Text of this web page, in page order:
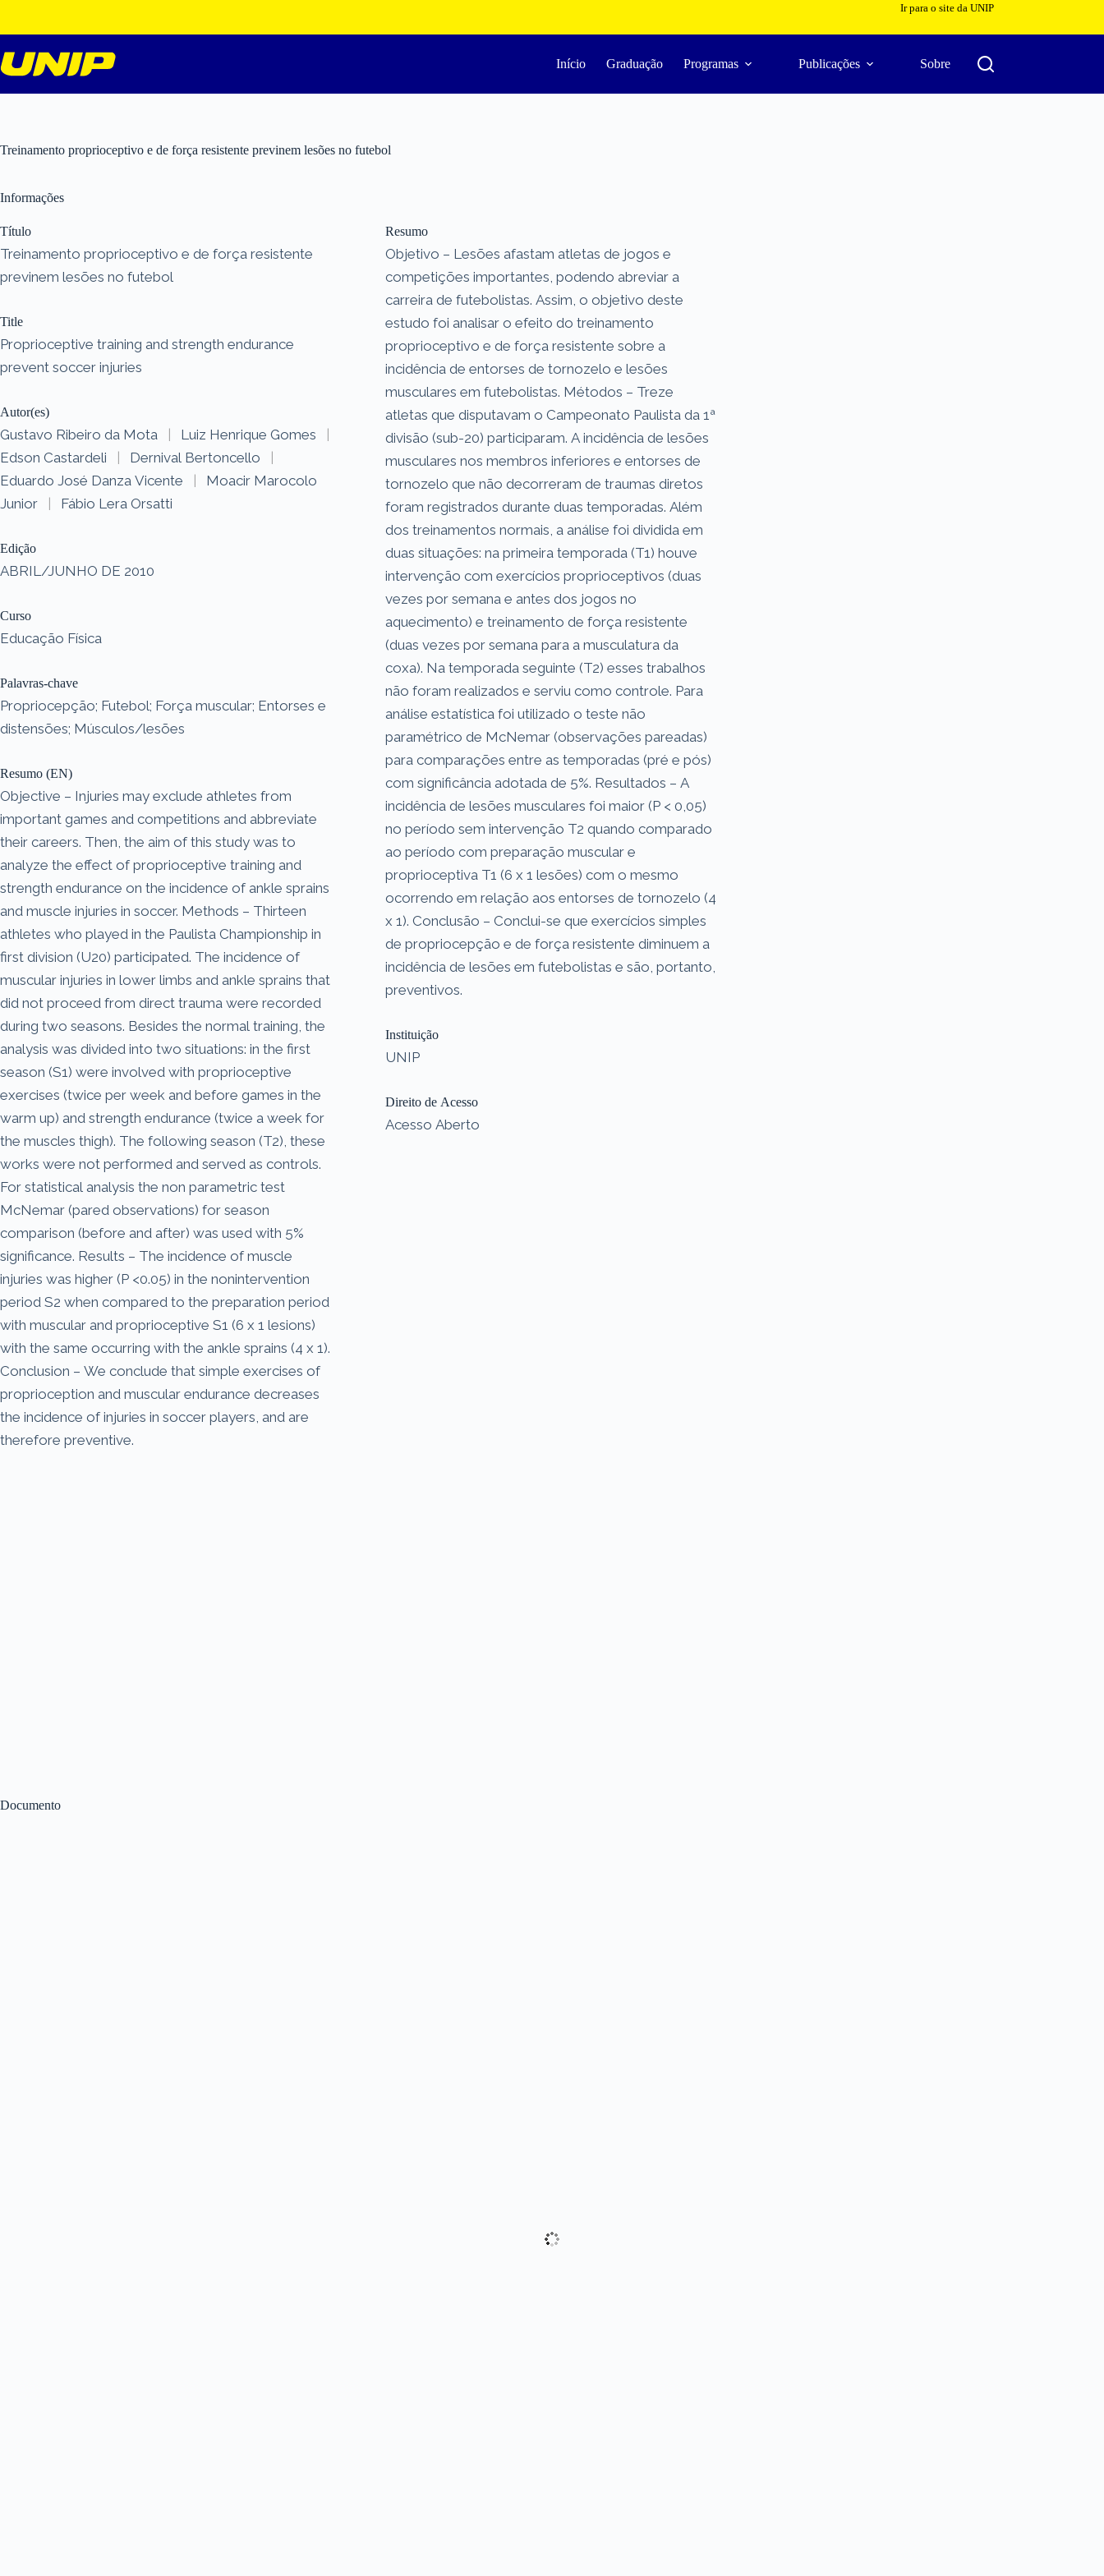
o
conteúdo
Ir para o site da UNIP
Início Graduação Programas Publicações Sobre
Treinamento proprioceptivo e de força resistente previnem lesões no futebol
Documento
Informações
Título
Treinamento proprioceptivo e de força resistente
previnem lesões no futebol
Title
Proprioceptive training and strength endurance
prevent soccer injuries
Autor(es)
Gustavo Ribeiro da Mota | Luiz Henrique Gomes
|
Edson Castardeli
| Dernival Bertoncello
|
Eduardo José Danza Vicente
|
Moacir Marocolo
Junior
| Fábio Lera Orsatti
Edição
ABRIL/JUNHO DE 2010
Curso
Educação Física
Palavras-chave
Propriocepção; Futebol; Força muscular; Entorses e
distensões; Músculos/lesões
Resumo (EN)
Objective – Injuries may exclude athletes from
important games and competitions and abbreviate
their careers. Then, the aim of this study was to
analyze the effect of proprioceptive training and
strength endurance on the incidence of ankle sprains
and muscle injuries in soccer. Methods – Thirteen
athletes who played in the Paulista Championship in
first division (U20) participated. The incidence of
muscular injuries in lower limbs and ankle sprains that
did not proceed from direct trauma were recorded
during two seasons. Besides the normal training, the
analysis was divided into two situations: in the first
season (S1) were involved with proprioceptive
exercises (twice per week and before games in the
warm up) and strength endurance (twice a week for
the muscles thigh). The following season (T2), these
works were not performed and served as controls.
For statistical analysis the non parametric test
McNemar (pared observations) for season
comparison (before and after) was used with 5%
significance. Results – The incidence of muscle
injuries was higher (P <0.05) in the nonintervention
period S2 when compared to the preparation period
with muscular and proprioceptive S1 (6 x 1 lesions)
with the same occurring with the ankle sprains (4 x 1).
Conclusion – We conclude that simple exercises of
proprioception and muscular endurance decreases
the incidence of injuries in soccer players, and are
therefore preventive.
Resumo
Objetivo – Lesões afastam atletas de jogos e
competições importantes, podendo abreviar a
carreira de futebolistas. Assim, o objetivo deste
estudo foi analisar o efeito do treinamento
proprioceptivo e de força resistente sobre a
incidência de entorses de tornozelo e lesões
musculares em futebolistas. Métodos – Treze
atletas que disputavam o Campeonato Paulista da 1ª
divisão (sub-20) participaram. A incidência de lesões
musculares nos membros inferiores e entorses de
tornozelo que não decorreram de traumas diretos
foram registrados durante duas temporadas. Além
dos treinamentos normais, a análise foi dividida em
duas situações: na primeira temporada (T1) houve
intervenção com exercícios proprioceptivos (duas
vezes por semana e antes dos jogos no
aquecimento) e treinamento de força resistente
(duas vezes por semana para a musculatura da
coxa). Na temporada seguinte (T2) esses trabalhos
não foram realizados e serviu como controle. Para
análise estatística foi utilizado o teste não
paramétrico de McNemar (observações pareadas)
para comparações entre as temporadas (pré e pós)
com significância adotada de 5%. Resultados – A
incidência de lesões musculares foi maior (P < 0,05)
no período sem intervenção T2 quando comparado
ao período com preparação muscular e
proprioceptiva T1 (6 x 1 lesões) com o mesmo
ocorrendo em relação aos entorses de tornozelo (4
x 1). Conclusão – Conclui-se que exercícios simples
de propriocepção e de força resistente diminuem a
incidência de lesões em futebolistas e são, portanto,
preventivos.
Instituição
UNIP
Direito de Acesso
Acesso Aberto